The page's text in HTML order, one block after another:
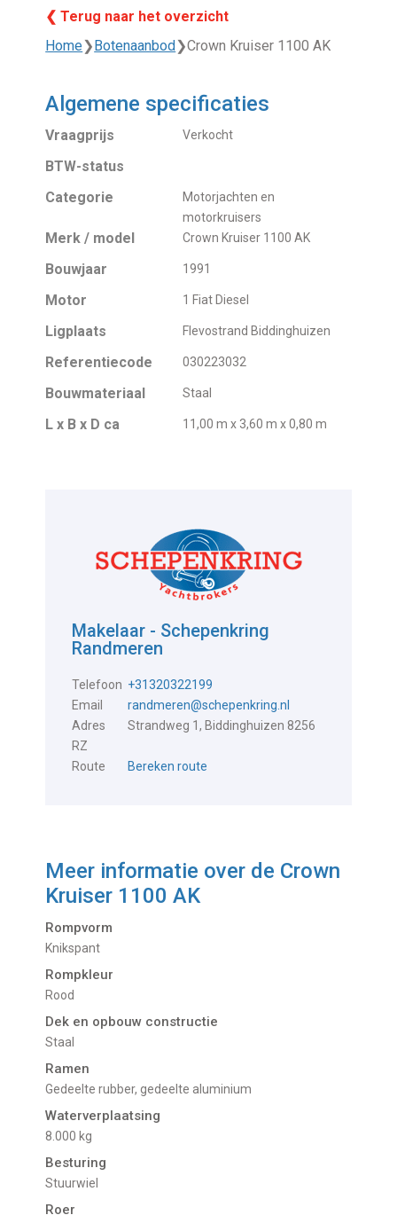
❮ Terug naar het overzicht
Home❯ Botenaanbod ❯Crown Kruiser 1100 AK
Algemene specificaties
Vraagprijs Verkocht
BTW-status
Categorie
Motorjachten en
motorkruisers
Merk / model Crown Kruiser 1100 AK
Bouwjaar 1991
Motor 1 Fiat Diesel
Ligplaats Flevostrand Biddinghuizen
Referentiecode 030223032
Bouwmateriaal Staal
L x B x D ca 11,00 m x 3,60 m x 0,80 m
Makelaar - Schepenkring
Randmeren
Telefoon +31320322199
Email
randmeren@schepenkring.nl
Adres
Strandweg 1, Biddinghuizen 8256
RZ
Route
Bereken route
Meer informatie over de Crown
Kruiser 1100 AK
Rompvorm
Knikspant
Rompkleur
Rood
Dek en opbouw constructie
Staal
Ramen
Gedeelte rubber, gedeelte aluminium
Waterverplaatsing
8.000 kg
Besturing
Stuurwiel
Roer